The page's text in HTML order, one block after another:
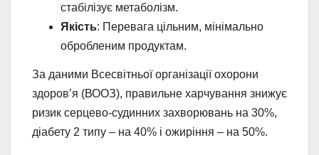
стабілізує метаболізм.
Якість: Перевага цільним, мінімально
обробленим продуктам.
За даними Всесвітньої організації охорони
здоров’я (ВООЗ), правильне харчування знижує
ризик серцево-судинних захворювань на 30%,
діабету 2 типу – на 40% і ожиріння – на 50%.